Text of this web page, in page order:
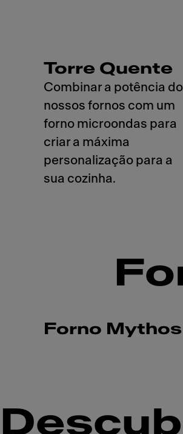
Torre Quente
Combinar a potência
nossos fornos com um
forno microondas para
criar a máxima
personalização para a
sua cozinha.
Forno Mythos